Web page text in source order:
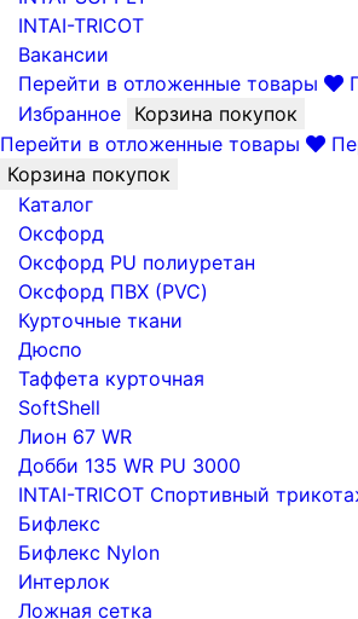
INTAI-TRICOT
Вакансии
Перейти в отложенные товары
Избранное Корзина покупок
Перейти в отложенные товары
Корзина покупок
Каталог
Оксфорд
Оксфорд PU полиуретан
Оксфорд ПВХ (PVC)
Курточные ткани
Дюспо
Таффета курточная
SoftShell
Лион 67 WR
Добби 135 WR PU 3000
INTAI-TRICOT Спортивный
Бифлекс
Бифлекс Nylon
Интерлок
Ложная сетка